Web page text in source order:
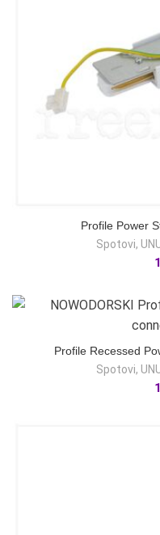
Profile Power
Spotovi,
Profile Recessed
Spotovi,